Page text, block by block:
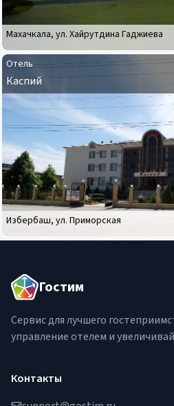
Махачкала, ул. Хайрутдина Гаджиева
Отель
Каспий
Отель
Каспий
Избербаш, ул. Приморская
Гостим
Сервис для лучшего
управление отелем и
Контакты